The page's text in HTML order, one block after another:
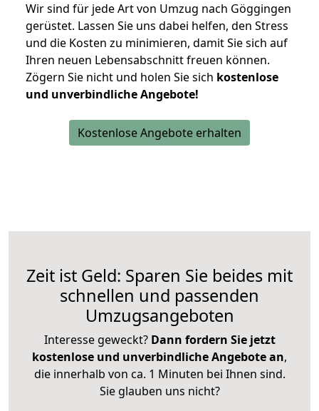
Wir sind für jede Art von Umzug nach Göggingen
gerüstet. Lassen Sie uns dabei helfen, den Stress
und die Kosten zu minimieren, damit Sie sich auf
Ihren neuen Lebensabschnitt freuen können.
Zögern Sie nicht und holen Sie sich kostenlose
und unverbindliche Angebote!
Kostenlose Angebote erhalten
Zeit ist Geld: Sparen Sie beides mit
schnellen und passenden
Umzugsangeboten
Interesse geweckt? Dann fordern Sie jetzt
kostenlose und unverbindliche Angebote an,
die innerhalb von ca. 1 Minuten bei Ihnen sind.
Sie glauben uns nicht?